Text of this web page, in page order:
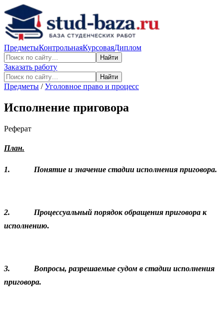
ПредметыКонтрольнаяКурсоваяДиплом
Найти
Заказать работу
Найти
Предметы /Уголовное право и процесс
Исполнение приговора
Реферат
План.
1. Понятие и значение стадии исполнения приговора.
2. Процессуальный порядок обращения приговора к
исполнению.
3. Вопросы, разрешаемые судом в стадии исполнения
приговора.